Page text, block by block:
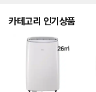
카테고리 인기상품